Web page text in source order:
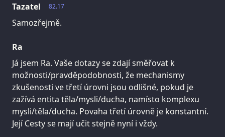
82.17
Tazatel
Samozřejmě.
Ra
Já jsem Ra. Vaše dotazy se zdají směřovat k
možnosti/pravděpodobnosti, že mechanismy
zkušenosti ve třetí úrovni jsou odlišné, pokud je
zažívá entita těla/mysli/ducha, namísto komplexu
mysli/těla/ducha. Povaha třetí úrovně je konstantní.
Její Cesty se mají učit stejně nyní i vždy.